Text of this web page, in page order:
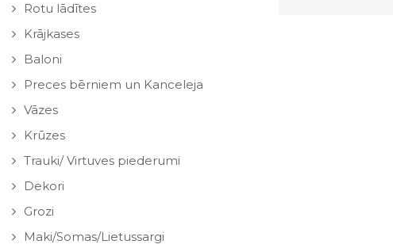
Rotu lādītes
Krājkases
Baloni
Preces bērniem un Kanceleja
Vāzes
Krūzes
Trauki/ Virtuves piederumi
Dekori
Grozi
Maki/Somas/Lietussargi